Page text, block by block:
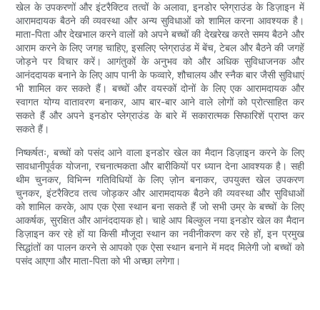
खेल के उपकरणों और इंटरैक्टिव तत्वों के अलावा, इनडोर प्लेग्राउंड के डिज़ाइन में
आरामदायक बैठने की व्यवस्था और अन्य सुविधाओं को शामिल करना आवश्यक है।
माता-पिता और देखभाल करने वालों को अपने बच्चों की देखरेख करते समय बैठने और
आराम करने के लिए जगह चाहिए, इसलिए प्लेग्राउंड में बेंच, टेबल और बैठने की जगहें
जोड़ने पर विचार करें। आगंतुकों के अनुभव को और अधिक सुविधाजनक और
आनंददायक बनाने के लिए आप पानी के फव्वारे, शौचालय और स्नैक बार जैसी सुविधाएं
भी शामिल कर सकते हैं। बच्चों और वयस्कों दोनों के लिए एक आरामदायक और
स्वागत योग्य वातावरण बनाकर, आप बार-बार आने वाले लोगों को प्रोत्साहित कर
सकते हैं और अपने इनडोर प्लेग्राउंड के बारे में सकारात्मक सिफारिशें प्राप्त कर
सकते हैं।
निष्कर्षतः, बच्चों को पसंद आने वाला इनडोर खेल का मैदान डिज़ाइन करने के लिए
सावधानीपूर्वक योजना, रचनात्मकता और बारीकियों पर ध्यान देना आवश्यक है। सही
थीम चुनकर, विभिन्न गतिविधियों के लिए ज़ोन बनाकर, उपयुक्त खेल उपकरण
चुनकर, इंटरैक्टिव तत्व जोड़कर और आरामदायक बैठने की व्यवस्था और सुविधाओं
को शामिल करके, आप एक ऐसा स्थान बना सकते हैं जो सभी उम्र के बच्चों के लिए
आकर्षक, सुरक्षित और आनंददायक हो। चाहे आप बिल्कुल नया इनडोर खेल का मैदान
डिज़ाइन कर रहे हों या किसी मौजूदा स्थान का नवीनीकरण कर रहे हों, इन प्रमुख
सिद्धांतों का पालन करने से आपको एक ऐसा स्थान बनाने में मदद मिलेगी जो बच्चों को
पसंद आएगा और माता-पिता को भी अच्छा लगेगा।